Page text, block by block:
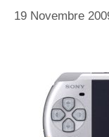
19 Novembre